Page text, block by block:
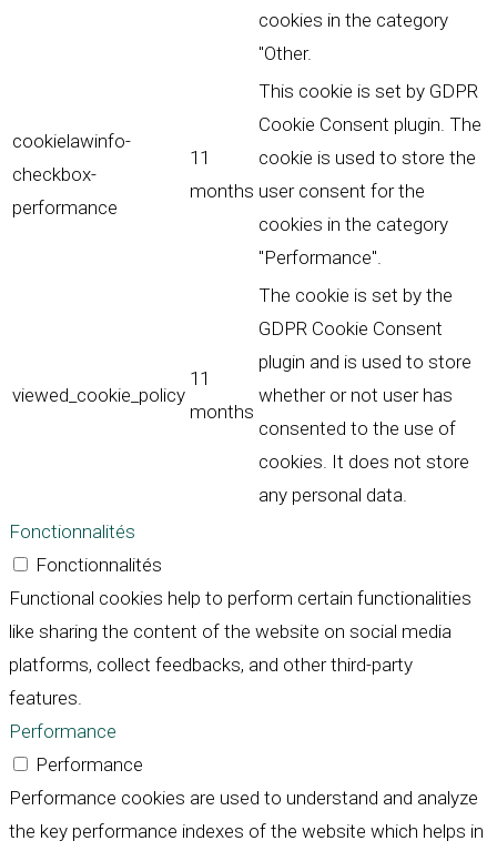
cookies in the category
"Other.
cookielawinfo-
checkbox-
performance
11
months
This cookie is set by GDPR
Cookie Consent plugin. The
cookie is used to store the
user consent for the
cookies in the category
"Performance".
viewed_cookie_policy
11
months
The cookie is set by the
GDPR Cookie Consent
plugin and is used to store
whether or not user has
consented to the use of
cookies. It does not store
any personal data.
Fonctionnalités
Fonctionnalités
Functional cookies help to perform certain functionalities
like sharing the content of the website on social media
platforms, collect feedbacks, and other third-party
features.
Performance
Performance
Performance cookies are used to understand and analyze
the key performance indexes of the website which helps in